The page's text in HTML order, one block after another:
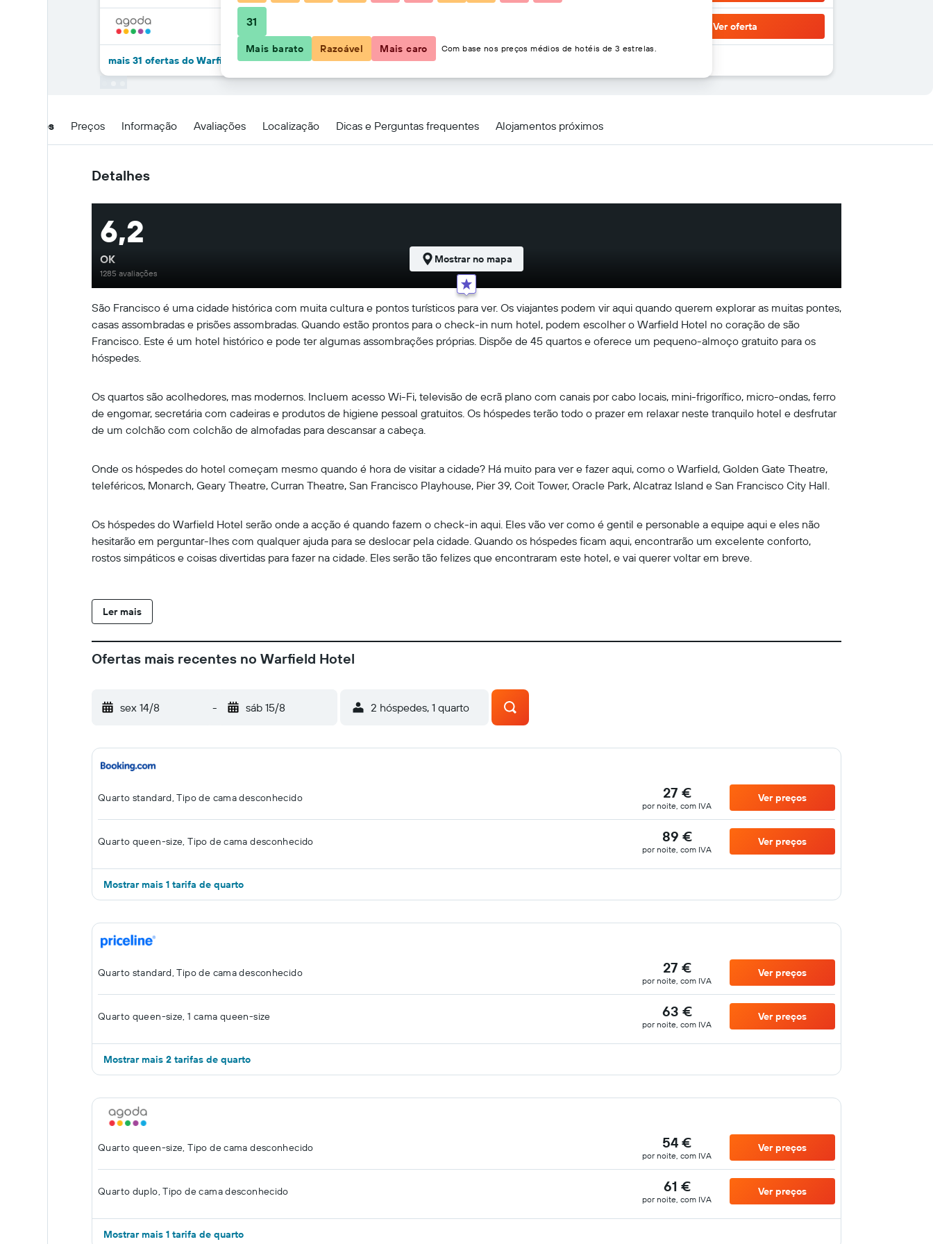
Ver oferta
mais 31 ofertas do Warfield Hotel
Detalhes Preços Informação Avaliações Localização Dicas e Perguntas frequentes Alojamentos próximos
Detalhes
São Francisco é uma cidade histórica com muita cultura e pontos turísticos para ver. Os viajantes podem vir aqui quando querem explorar as muitas pontes,
casas assombradas e prisões assombradas. Quando estão prontos para o check-in num hotel, podem escolher o Warfield Hotel no coração de são
Francisco. Este é um hotel histórico e pode ter algumas assombrações próprias. Dispõe de 45 quartos e oferece um pequeno-almoço gratuito para os
hóspedes.
Os quartos são acolhedores, mas modernos. Incluem acesso Wi-Fi, televisão de ecrã plano com canais por cabo locais, mini-frigorífico, micro-ondas, ferro
de engomar, secretária com cadeiras e produtos de higiene pessoal gratuitos. Os hóspedes terão todo o prazer em relaxar neste tranquilo hotel e desfrutar
de um colchão com colchão de almofadas para descansar a cabeça.
Onde os hóspedes do hotel começam mesmo quando é hora de visitar a cidade? Há muito para ver e fazer aqui, como o Warfield, Golden Gate Theatre,
teleféricos, Monarch, Geary Theatre, Curran Theatre, San Francisco Playhouse, Pier 39, Coit Tower, Oracle Park, Alcatraz Island e San Francisco City Hall.
Os hóspedes do Warfield Hotel serão onde a acção é quando fazem o check-in aqui. Eles vão ver como é gentil e personable a equipe aqui e eles não
hesitarão em perguntar-lhes com qualquer ajuda para se deslocar pela cidade. Quando os hóspedes ficam aqui, encontrarão um excelente conforto,
rostos simpáticos e coisas divertidas para fazer na cidade. Eles serão tão felizes que encontraram este hotel, e vai querer voltar em breve.
Ler mais
6,2
OK
1285 avaliações
Mostrar no mapa
Ofertas mais recentes no Warfield Hotel
sex 14/8 - sáb 15/8 2 hóspedes, 1 quarto
Quarto standard, Tipo de cama desconhecido 27 €
por noite, com IVA
Ver preços
Quarto queen-size, Tipo de cama desconhecido 89 €
por noite, com IVA
Ver preços
Mostrar mais 1 tarifa de quarto
Quarto standard, Tipo de cama desconhecido 27 €
por noite, com IVA
Ver preços
Quarto queen-size, 1 cama queen-size 63 €
por noite, com IVA
Ver preços
Mostrar mais 2 tarifas de quarto
Quarto queen-size, Tipo de cama desconhecido 54 €
por noite, com IVA
Ver preços
Quarto duplo, Tipo de cama desconhecido 61 €
por noite, com IVA
Ver preços
Mostrar mais 1 tarifa de quarto
31
Mais barato Razoável Mais caro Com base nos preços médios de hotéis de 3 estrelas.